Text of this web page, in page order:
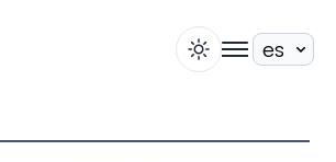
switch theme
togglenav